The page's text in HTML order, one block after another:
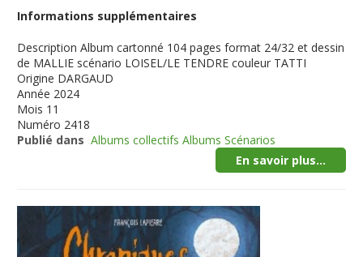
Informations supplémentaires
Description Album cartonné 104 pages format 24/32 et dessin
de MALLIE scénario LOISEL/LE TENDRE couleur TATTI
Origine DARGAUD
Année 2024
Mois 11
Numéro 2418
Publié dans Albums collectifs Albums Scénarios
En savoir plus...